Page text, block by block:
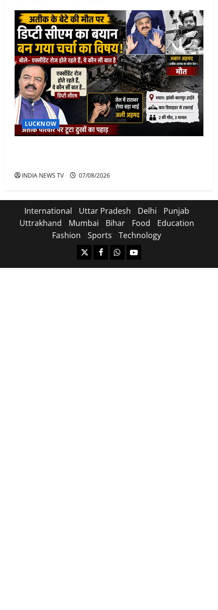
LUCKNOW
INDIA NEWS TV 07/08/2026
International Uttar Pradesh Delhi
Punjab
Uttrakhand
Mumbai Bihar Food
Education
Fashion
Sports Technology
https://x.com
facebook.com
https:/whatsapp.com/
Youtube.com